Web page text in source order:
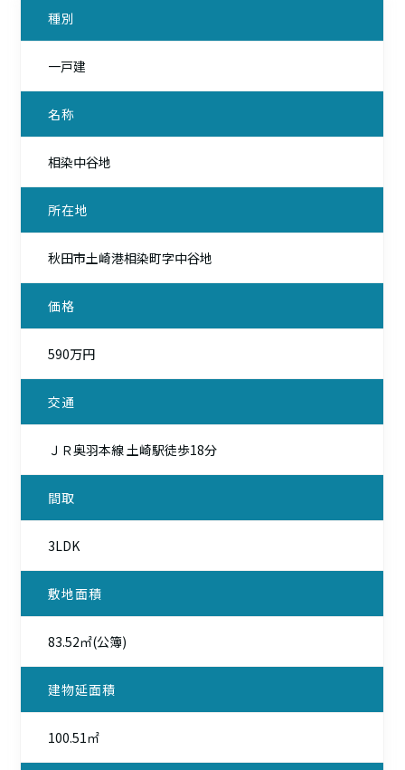
種別
一戸建
名称
相染中谷地
所在地
秋田市土崎港相染町字中谷地
価格
590万円
交通
ＪＲ奥羽本線 土崎駅徒歩18分
間取
3LDK
敷地面積
83.52㎡(公簿)
建物延面積
100.51㎡